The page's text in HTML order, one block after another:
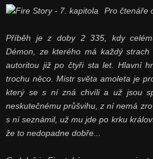
Pro čtenáře
Příběh je z doby 2 335, kdy
Démon, ze kterého má každý
autoritou již po čtyři sta let. Hlavní
trochu něco. Mistr světa amoleta je
který se s ní zná chvíli a už jsou
neskutečnému průšvihu, z ní nemá
s ní seznámil, už mu jde po krku
že to nedopadne dobře...